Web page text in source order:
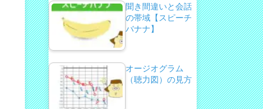
聞き間違いと会話
の帯域【スピーチ
バナナ】
オージオグラム
（聴力図）の見方